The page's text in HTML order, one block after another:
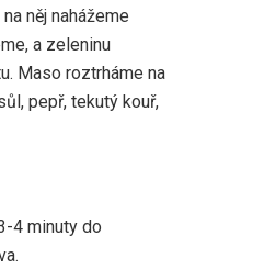
něj nahážeme
a zeleninu
Maso roztrháme na
pepř, tekutý kouř,
4 minuty do